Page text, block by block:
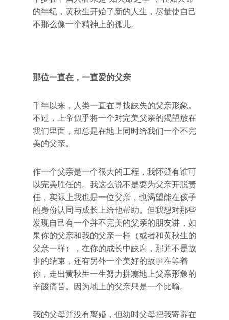
的年纪，黄秋生开始了新的人生，尽量使自己
不那么像一个精神上的孤儿。
那位一直在，一直爱的父亲
千年以来，人类一直在寻找缺失的父亲形象。
不过，上帝似乎将一个对完美父亲的渴望放在
我们里面，却总是在地上同时给我们一个不完
美的父亲。
作一个父亲是一个很大的工程，我怀疑有谁可
以完美胜任的。我这么说不是要为父亲开脱责
任，实际上我也是一位父亲，也渴望能在孩子
的身份认同与成长上给他帮助。但我想对那些
发现自己有一个并不完美的父亲的朋友讲，如
果你的父亲和我的父亲一样（或者和黄秋生的
父亲一样），在你的成长中缺席，那并不是故
事的结束，还有另外一个美好的故事在等着
你，走出黄秋生一生努力拼凑地上父亲形象的
辛酸痛苦。因为地上的父亲只是一个比喻。
我的父母并没有离婚，但幼时父母把我寄养在